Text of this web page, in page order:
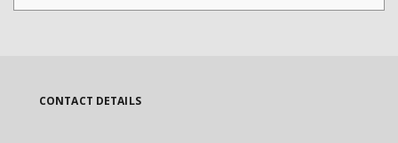
CONTACT DETAILS